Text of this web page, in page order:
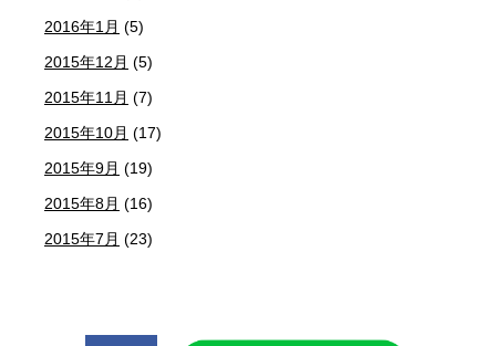
2016年1月 (5)
2015年12月 (5)
2015年11月 (7)
2015年10月 (17)
2015年9月 (19)
2015年8月 (16)
2015年7月 (23)